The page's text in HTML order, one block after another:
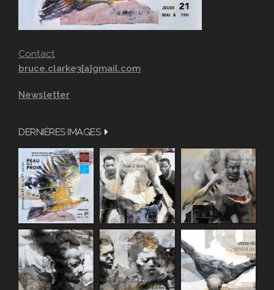
Contact
bruce.clarke3[a]gmail.com
Newsletter
DERNIÈRES IMAGES